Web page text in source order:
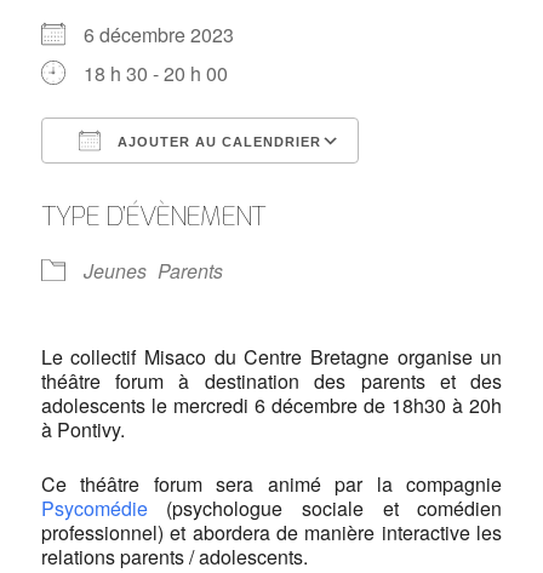
6 décembre 2023
18 h 30 - 20 h 00
AJOUTER AU CALENDRIER
TYPE D’ÉVÈNEMENT
Jeunes Parents
Le collectif Misaco du Centre Bretagne organise un
théâtre forum à destination des parents et des
adolescents le mercredi 6 décembre de 18h30 à 20h
à Pontivy.
Ce théâtre forum sera animé par la compagnie
Psycomédie(psychologue sociale et comédien
professionnel) et abordera de manière interactive les
relations parents / adolescents.